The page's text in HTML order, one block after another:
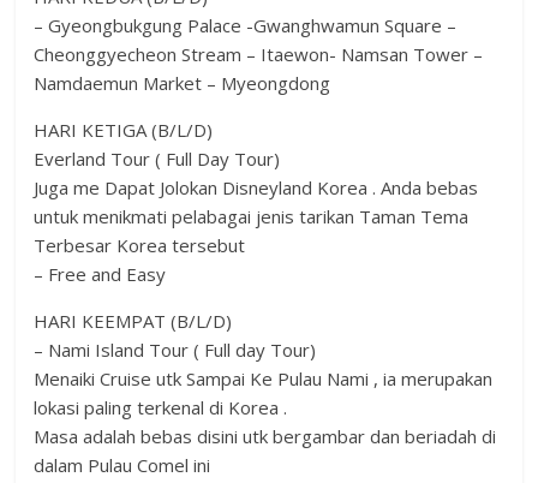
– Gyeongbukgung Palace -Gwanghwamun Square –
Cheonggyecheon Stream – Itaewon- Namsan Tower –
Namdaemun Market – Myeongdong
HARI KETIGA (B/L/D)
Everland Tour ( Full Day Tour)
Juga me Dapat Jolokan Disneyland Korea . Anda bebas
untuk menikmati pelabagai jenis tarikan Taman Tema
Terbesar Korea tersebut
– Free and Easy
HARI KEEMPAT (B/L/D)
– Nami Island Tour ( Full day Tour)
Menaiki Cruise utk Sampai Ke Pulau Nami , ia merupakan
lokasi paling terkenal di Korea .
Masa adalah bebas disini utk bergambar dan beriadah di
dalam Pulau Comel ini